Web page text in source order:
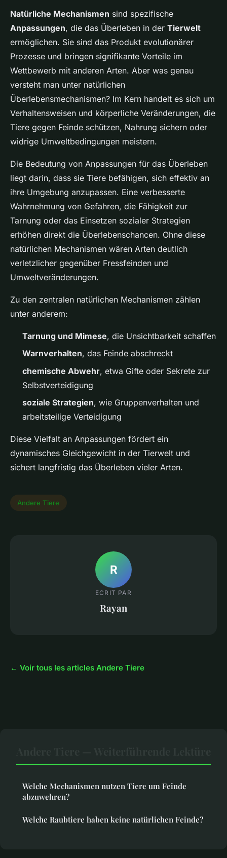
Natürliche Mechanismen sind spezifische
Anpassungen, die das Überleben in der Tierwelt
ermöglichen. Sie sind das Produkt evolutionärer
Prozesse und bringen signifikante Vorteile im
Wettbewerb mit anderen Arten. Aber was genau
versteht man unter natürlichen
Überlebensmechanismen? Im Kern handelt es sich um
Verhaltensweisen und körperliche Veränderungen, die
Tiere gegen Feinde schützen, Nahrung sichern oder
widrige Umweltbedingungen meistern.
Die Bedeutung von Anpassungen für das Überleben
liegt darin, dass sie Tiere befähigen, sich effektiv an
ihre Umgebung anzupassen. Eine verbesserte
Wahrnehmung von Gefahren, die Fähigkeit zur
Tarnung oder das Einsetzen sozialer Strategien
erhöhen direkt die Überlebenschancen. Ohne diese
natürlichen Mechanismen wären Arten deutlich
verletzlicher gegenüber Fressfeinden und
Umweltveränderungen.
Zu den zentralen natürlichen Mechanismen zählen
unter anderem:
Tarnung und Mimese, die Unsichtbarkeit schaffen
Warnverhalten, das Feinde abschreckt
chemische Abwehr, etwa Gifte oder Sekrete zur
Selbstverteidigung
soziale Strategien, wie Gruppenverhalten und
arbeitsteilige Verteidigung
Diese Vielfalt an Anpassungen fördert ein
dynamisches Gleichgewicht in der Tierwelt und
sichert langfristig das Überleben vieler Arten.
Andere Tiere
R
ECRIT PAR
Rayan
← Voir tous les articles Andere Tiere
Welche Mechanismen nutzen Tiere um Feinde
abzuwehren?
Welche Raubtiere haben keine natürlichen Feinde?